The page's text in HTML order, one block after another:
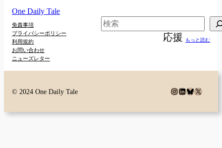
One Daily Tale
免責事項
プライバシーポリシー
利用規約
お問い合わせ
ニューズレター
検
応援 もっと読む
© 2024 One Daily Tale Instagram
LinkedIn
Bluesky
X